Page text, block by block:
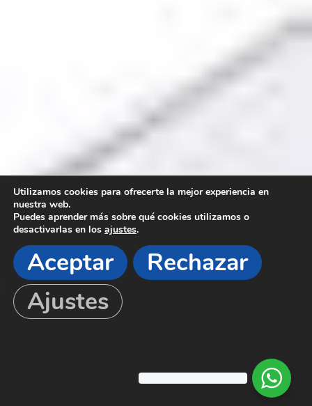
Utilizamos cookies para ofrecerte la mejor experiencia en
nuestra web.
Puedes aprender más sobre qué cookies utilizamos o
desactivarlas en los ajustes.
Aceptar
Rechazar
Ajustes